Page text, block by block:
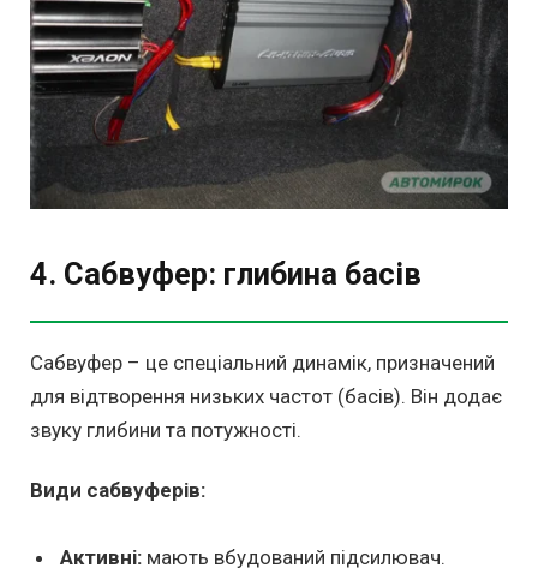
4. Сабвуфер: глибина басів
Сабвуфер – це спеціальний динамік, призначений
для відтворення низьких частот (басів). Він додає
звуку глибини та потужності.
Види сабвуферів:
Активні: мають вбудований підсилювач.